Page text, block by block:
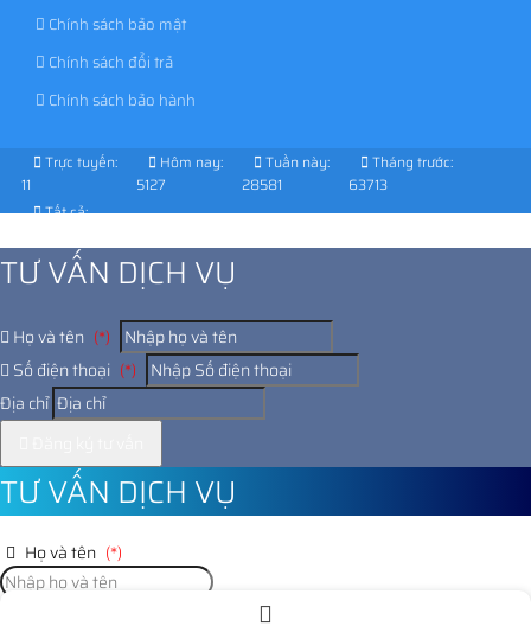
Chính sách bảo mật
Chính sách đổi trả
Chính sách bảo hành
Trực tuyến:
11
Hôm nay:
5127
Tuần này:
28581
Tháng trước:
63713
Tất cả:
TƯ VẤN DỊCH VỤ
Họ và tên (*)
Số điện thoại (*)
Địa chỉ
TƯ VẤN DỊCH VỤ
Họ và tên (*)